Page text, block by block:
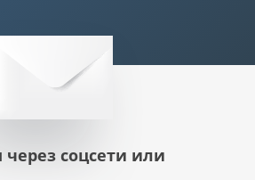
соцсети или